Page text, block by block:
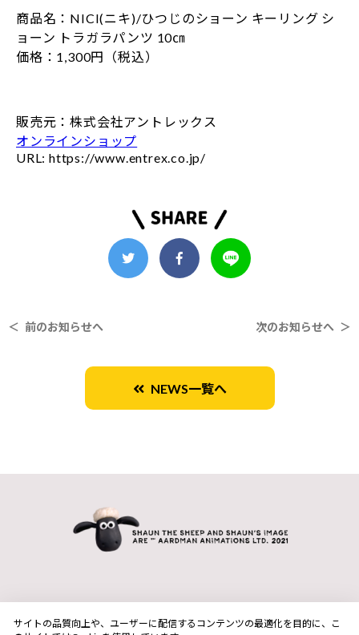
商品名：NICI(ニキ)/ひつじのショーン キーリング シ
ョーン トラガラパンツ 10㎝
価格：1,300円（税込）
販売元：株式会社アントレックス
オンラインショップ
URL: https://www.entrex.co.jp/
＜ 前のお知らせへ 次のお知らせへ ＞
NEWS一覧へ
サイトの品質向上や、ユーザーに配信するコンテンツの最適化を目的に、こ